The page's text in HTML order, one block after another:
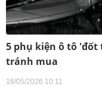
5 phụ kiện ô tô 'đốt
tránh mua
18/05/2026 10:11